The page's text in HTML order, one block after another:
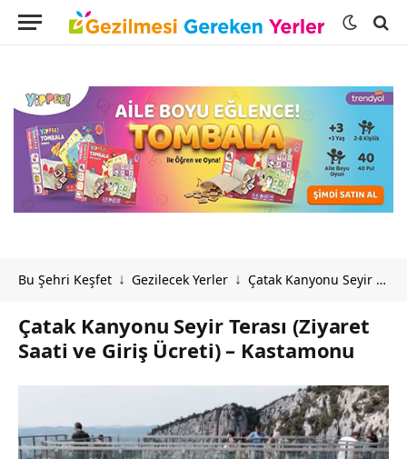
Bu Şehri Keşfet ↓ Gezilecek Yerler ↓ Çatak Kanyonu Seyir Terası (Ziyaret Saati ve Giriş Ücreti) – Kastamonu
Çatak Kanyonu Seyir Terası (Ziyaret
Saati ve Giriş Ücreti) – Kastamonu